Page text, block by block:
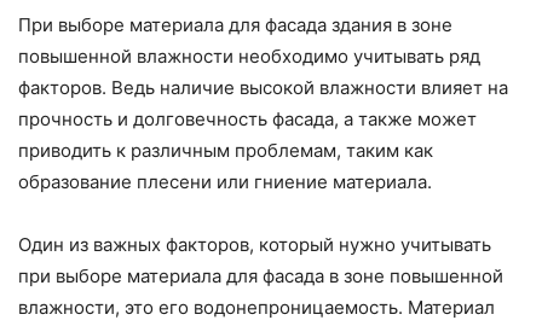
При выборе материала для фасада здания в зоне
повышенной влажности необходимо учитывать ряд
факторов. Ведь наличие высокой влажности влияет на
прочность и долговечность фасада, а также может
приводить к различным проблемам, таким как
образование плесени или гниение материала.
Один из важных факторов, который нужно учитывать
при выборе материала для фасада в зоне повышенной
влажности, это его водонепроницаемость. Материал